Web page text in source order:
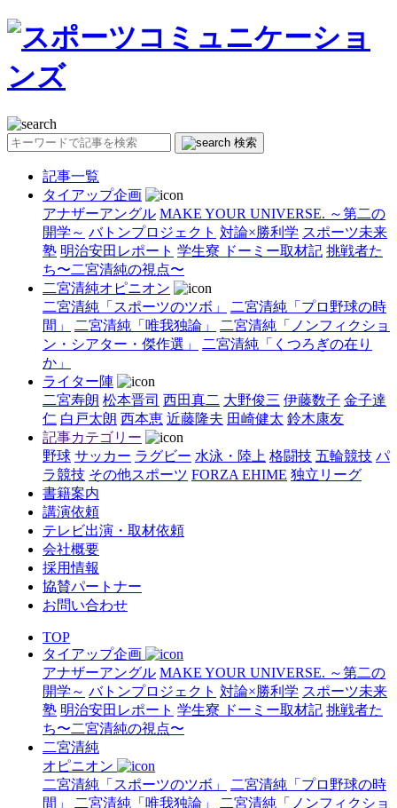
検索
記事一覧
タイアップ企画
アナザーアングル MAKE YOUR UNIVERSE. ～第二の
開学～ バトンプロジェクト 対論×勝利学 スポーツ未来
塾 明治安田レポート 学生寮 ドーミー取材記 挑戦者た
ち〜二宮清純の視点〜
二宮清純オピニオン
二宮清純「スポーツのツボ」
二宮清純「プロ野球の時
間」
二宮清純「唯我独論」
二宮清純「ノンフィクショ
ン・シアター・傑作選」
二宮清純「くつろぎの在り
か」
ライター陣
二宮寿朗 松本晋司 西田真二 大野俊三 伊藤数子 金子達
仁 白戸太朗 西本恵 近藤隆夫 田崎健太 鈴木康友
記事カテゴリー
野球 サッカー ラグビー 水泳・陸上 格闘技 五輪競技 パ
ラ競技 その他スポーツ FORZA EHIME 独立リーグ
書籍案内
講演依頼
テレビ出演・取材依頼
会社概要
採用情報
協賛パートナー
お問い合わせ
TOP
タイアップ企画
アナザーアングル MAKE YOUR UNIVERSE. ～第二の
開学～ バトンプロジェクト 対論×勝利学 スポーツ未来
塾 明治安田レポート 学生寮 ドーミー取材記 挑戦者た
ち〜二宮清純の視点〜
二宮清純
オピニオン
二宮清純「スポーツのツボ」
二宮清純「プロ野球の時
間」
二宮清純「唯我独論」
二宮清純「ノンフィクショ